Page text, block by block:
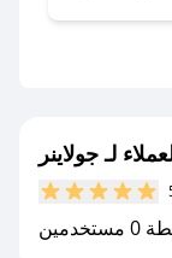
مع
لـ جولاينر